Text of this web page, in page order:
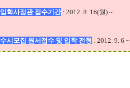
입학사정관 접수기간 : 2012. 8. 16(월) ~
수시모집 원서접수 및 입학 전형 : 2012. 9. 6 ~